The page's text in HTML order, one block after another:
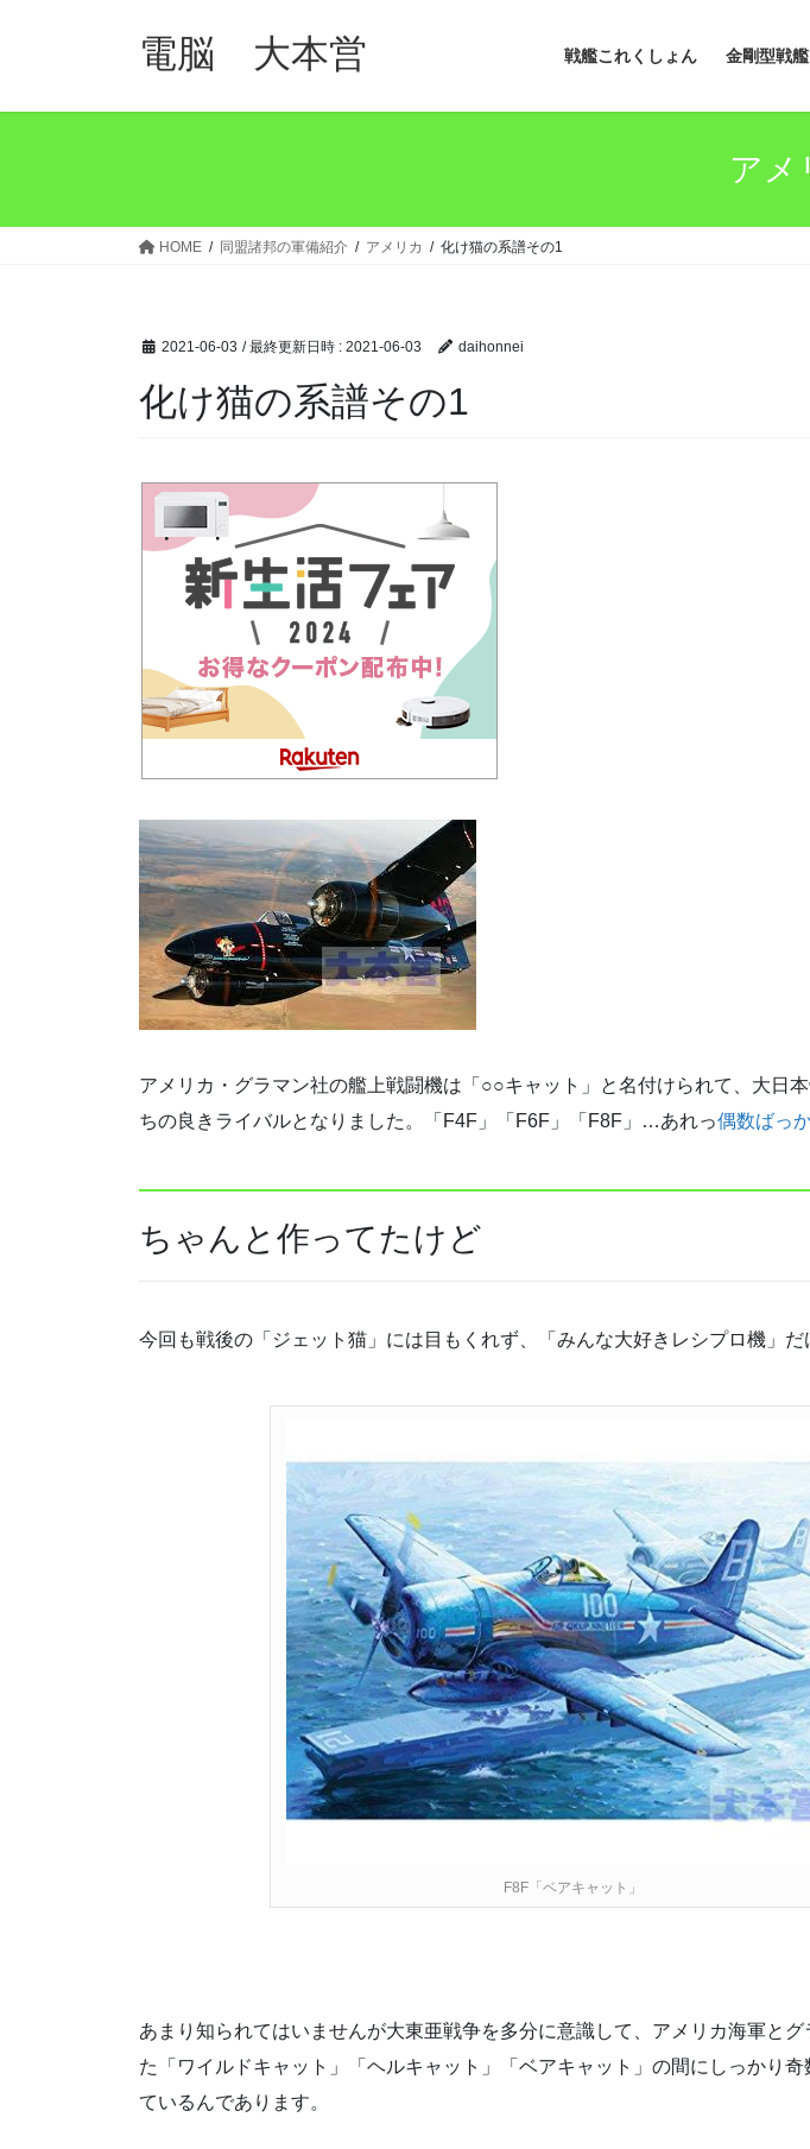
電脳 大本営 戦艦これくしょん 金剛型戦艦
アメ
HOME 同盟諸邦の軍備紹介 アメリカ 化け猫の系譜その1
2021-06-03 / 最終更新日時 : 2021-06-03 daihonnei
化け猫の系譜その1
アメリカ・グラマン社の艦上戦闘機は「○○キャット」と名付けられて、大日
ちの良きライバルとなりました。「F4F」「F6F」「F8F」…あれっ偶数ばっ
ちゃんと作ってたけど
今回も戦後の「ジェット猫」には目もくれず、「みんな大好きレシプロ機」だ
F8F「ベアキャット」
あまり知られてはいませんが大東亜戦争を多分に意識して、アメリカ海軍と
た「ワイルドキャット」「ヘルキャット」「ベアキャット」の間にしっかり
ているんであります。